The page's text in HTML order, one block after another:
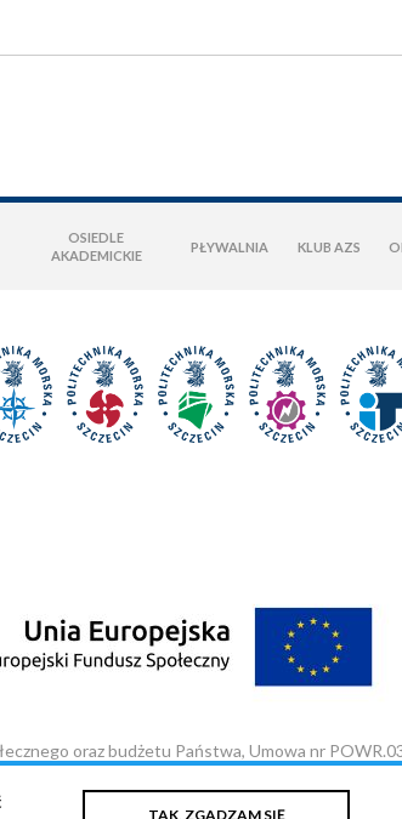
OSIEDLE
AKADEMICKIE
PŁYWALNIA KLUB AZS
oraz budżetu Państwa, Umowa nr
TAK, ZGADZAM SIĘ